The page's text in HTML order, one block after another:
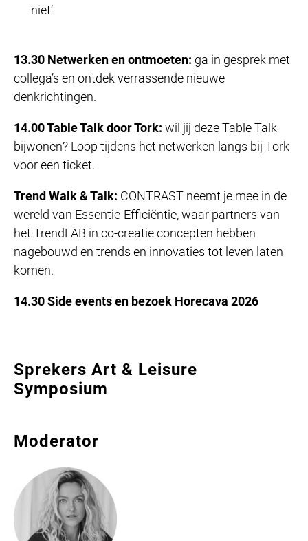
niet’
13.30 Netwerken en ontmoeten: ga in gesprek met
collega’s en ontdek verrassende nieuwe
denkrichtingen.
14.00 Table Talk door Tork: wil jij deze Table Talk
bijwonen? Loop tijdens het netwerken langs bij Tork
voor een ticket.
Trend Walk & Talk: CONTRAST neemt je mee in de
wereld van Essentie-Efficiëntie, waar partners van
het TrendLAB in co-creatie concepten hebben
nagebouwd en trends en innovaties tot leven laten
komen.
14.30 Side events en bezoek Horecava 2026
Sprekers Art & Leisure
Symposium
Moderator